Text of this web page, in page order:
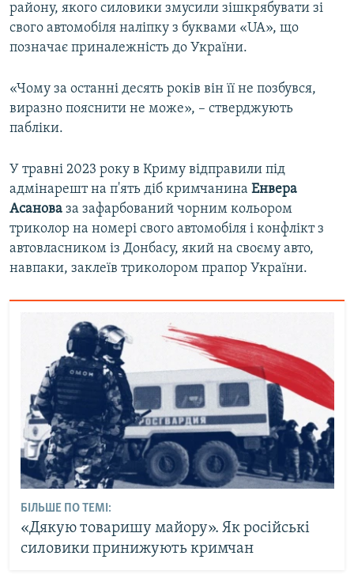
району, якого силовики змусили зішкрябувати зі
свого автомобіля наліпку з буквами «UA», що
позначає приналежність до України.
«Чому за останні десять років він її не позбувся,
виразно пояснити не може», – стверджують
пабліки.
У травні 2023 року в Криму відправили під
адмінарешт на п'ять діб кримчанина Енвера
Асанова за зафарбований чорним кольором
триколор на номері свого автомобіля і конфлікт з
автовласником із Донбасу, який на своєму авто,
навпаки, заклеїв триколором прапор України.
БІЛЬШЕ ПО ТЕМІ:
«Дякую товаришу майору». Як російські
силовики принижують кримчан